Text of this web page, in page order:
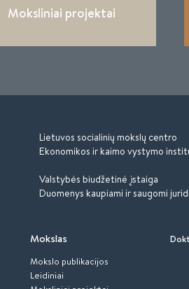
Moksliniai projektai
Lietuvos socialinių mokslų centro
Ekonomikos ir kaimo vystymo
Valstybės biudžetinė įstaiga
Duomenys kaupiami ir saugomi
Mokslas
Mokslo publikacijos
Leidiniai